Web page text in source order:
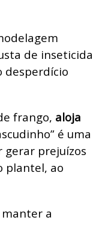
de inseticida
desperdício
frango, aloja
é uma
gerar prejuízos
plantel, ao
manter a